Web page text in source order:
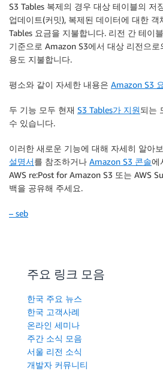
S3 Tables 복제의 경우 대상 테이블의 저
업데이트(커밋), 복제된 데이터에 대한 객
Tables 요금을 지불합니다. 리전 간 테이
기준으로 Amazon S3에서 대상 리전으
용도 지불합니다.
평소와 같이 자세한 내용은 Amazon S3
두 기능 모두 현재 S3 Tables가 지원되는
수 있습니다.
이러한 새로운 기능에 대해 자세히 알아
설명서를 참조하거나 Amazon S3 콘솔에
AWS re:Post for Amazon S3 또는 AWS
백을 공유해 주세요.
– seb
주요 링크 모음
한국 주요 뉴스
한국 고객사례
온라인 세미나
주간 소식 모음
서울 리전 소식
개발자 커뮤니티